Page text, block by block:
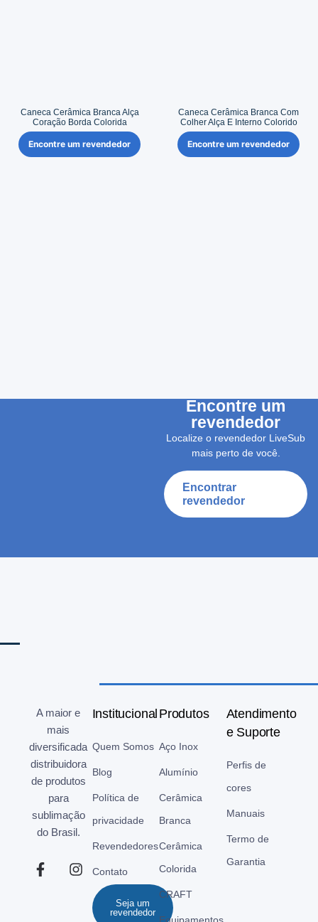
Caneca Cerâmica Branca Alça
Coração Borda Colorida
Encontre um revendedor
Caneca Cerâmica Branca Com
Colher Alça E Interno Colorido
Encontre um revendedor
Encontre um
revendedor
Localize o revendedor LiveSub
mais perto de você.
Encontrar
revendedor
A maior e
mais
diversificada
distribuidora
de produtos
para
sublimação
do Brasil.
Institucional
Quem Somos
Blog
Política de
privacidade
Revendedores
Contato
Seja um
revendedor
Produtos
Aço Inox
Alumínio
Cerâmica
Branca
Cerâmica
Colorida
CRAFT
Atendimento
e Suporte
Perfis de
cores
Manuais
Termo de
Garantia